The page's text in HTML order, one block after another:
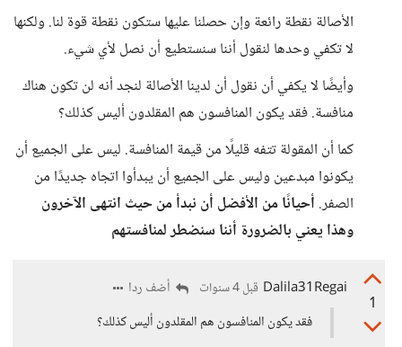
الأصالة نقطة رائعة وإن حصلنا عليها ستكون نقطة قوة لنا. ولكنها
لا تكفي وحدها لنقول أننا سنستطيع أن نصل لأي شيء.
وأيضًا لا يكفي أن نقول أن لدينا الأصالة لنجد أنه لن تكون هناك
منافسة. فقد يكون المنافسون هم المقلدون أليس كذلك؟
كما أن المقولة تتفه قليلًا من قيمة المنافسة. ليس على الجميع أن
يكونوا مبدعين وليس على الجميع أن يبدأوا اتجاه جديدًا من
الصفر. أحيانًا من الأفضل أن نبدأ من حيث انتهى الآخرون
وهذا يعني بالضرورة أننا سنضطر لمنافستهم
1
Dalila31Regai قبل 4 سنوات
أضف ردا
فقد يكون المنافسون هم المقلدون أليس كذلك؟